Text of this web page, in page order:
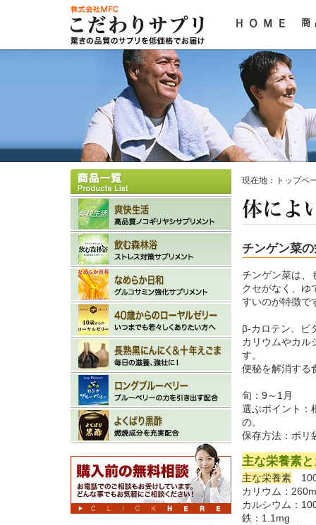
チンゲン菜
チンゲン菜は、
クセがなく、ゆ
すいのが特徴で
β-カロテン、ビ
カリウムやカル
す。
便秘を解消する
旬：9～1月
選ぶポイント：
の。
保存方法：ポリ
主な栄養素
主な栄養素
カリウム：
カルシウム：
鉄：1.1mg
現在地： トップペ